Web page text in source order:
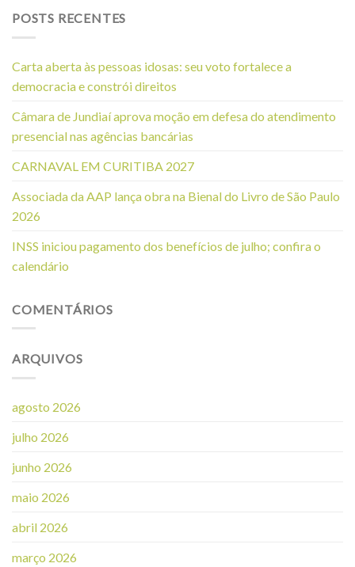
POSTS RECENTES
Carta aberta às pessoas idosas: seu voto fortalece a
democracia e constrói direitos
Câmara de Jundiaí aprova moção em defesa do atendimento
presencial nas agências bancárias
CARNAVAL EM CURITIBA 2027
Associada da AAP lança obra na Bienal do Livro de São Paulo
2026
INSS iniciou pagamento dos benefícios de julho; confira o
calendário
COMENTÁRIOS
ARQUIVOS
agosto 2026
julho 2026
junho 2026
maio 2026
abril 2026
março 2026